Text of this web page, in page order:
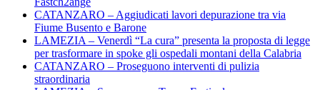
CATANZARO – Aggiudicati lavori depurazione tra via
Fiume Busento e Barone
LAMEZIA – Venerdì “La cura” presenta la proposta di legge
per trasformare in spoke gli ospedali montani della Calabria
CATANZARO – Proseguono interventi di pulizia
straordinaria